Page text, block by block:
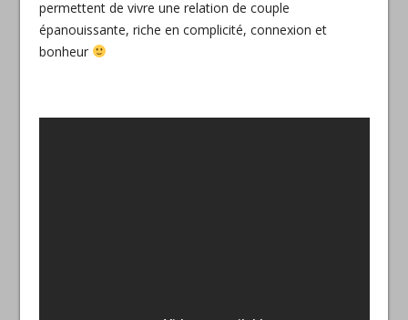
permettent de vivre une relation de couple
épanouissante, riche en complicité, connexion et
bonheur